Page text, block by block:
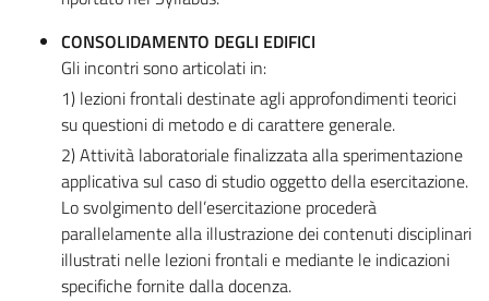
CONSOLIDAMENTO DEGLI EDIFICI
Gli incontri sono articolati in:
1) lezioni frontali destinate agli approfondimenti teorici
su questioni di metodo e di carattere generale.
2) Attività laboratoriale finalizzata alla sperimentazione
applicativa sul caso di studio oggetto della esercitazione.
Lo svolgimento dell’esercitazione procederà
parallelamente alla illustrazione dei contenuti disciplinari
illustrati nelle lezioni frontali e mediante le indicazioni
specifiche fornite dalla docenza.